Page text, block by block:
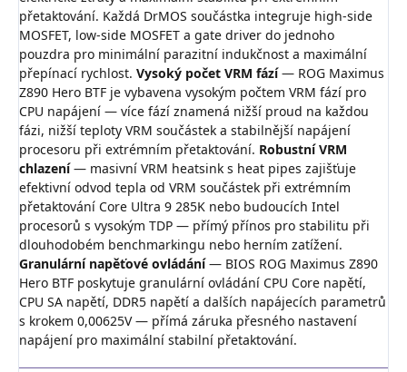
přetaktování. Každá DrMOS součástka integruje high-side
MOSFET, low-side MOSFET a gate driver do jednoho
pouzdra pro minimální parazitní indukčnost a maximální
přepínací rychlost. Vysoký počet VRM fází— ROG Maximus
Z890 Hero BTF je vybavena vysokým počtem VRM fází pro
CPU napájení — více fází znamená nižší proud na každou
fázi, nižší teploty VRM součástek a stabilnější napájení
procesoru při extrémním přetaktování. Robustní VRM
chlazení— masivní VRM heatsink s heat pipes zajišťuje
efektivní odvod tepla od VRM součástek při extrémním
přetaktování Core Ultra 9 285K nebo budoucích Intel
procesorů s vysokým TDP — přímý přínos pro stabilitu při
dlouhodobém benchmarkingu nebo herním zatížení.
Granulární napěťové ovládání— BIOS ROG Maximus Z890
Hero BTF poskytuje granulární ovládání CPU Core napětí,
CPU SA napětí, DDR5 napětí a dalších napájecích parametrů
s krokem 0,00625V — přímá záruka přesného nastavení
napájení pro maximální stabilní přetaktování.